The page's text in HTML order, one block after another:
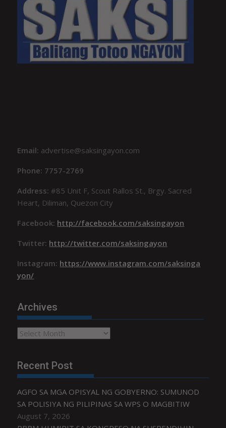
Email: advertise@saksingayon.com
Phone: 7757-2769
Address:#85 Unit F, Scout Rallos St., Brgy. Sacred
Heart, Diliman, Quezon City
Facebook: http://facebook.com/saksingayon
Twitter: http://twitter.com/saksingayon
Instagram: https://www.instagram.com/saksinga
yon/
Archives
Archives
Recent Post
AGFO SA MGA OPISYAL NG GOBYERNO: SUMUNOD
SA POLISIYA NG PILIPINAS SA WPS O MAGBITIW
August 7, 2026